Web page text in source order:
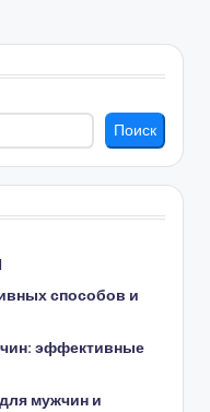
Поиск
способов и
эффективные
мужчин и